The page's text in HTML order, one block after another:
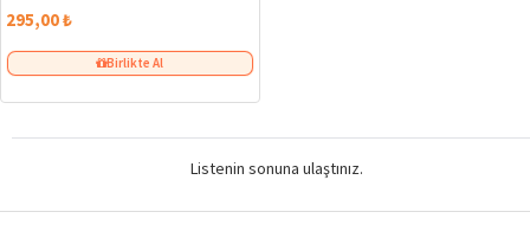
295,00 ₺
Birlikte Al
Listenin sonuna ulaştınız.